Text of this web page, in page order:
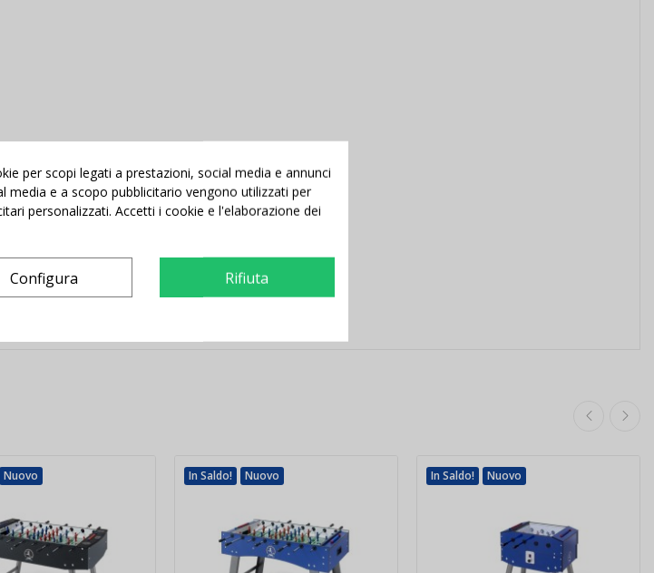
Nuovo In Saldo! Nuovo In Saldo! Nuovo
per scopi legati a prestazioni, social media e annunci
media e a scopo pubblicitario vengono utilizzati per
personalizzati. Accetti i cookie e l'elaborazione dei
Configura Rifiuta